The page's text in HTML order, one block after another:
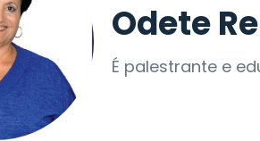
Odete
É palestrante e